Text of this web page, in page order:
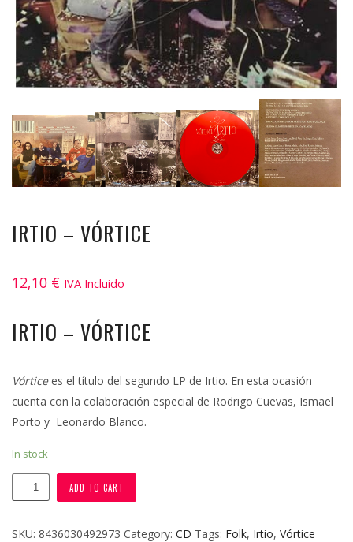
IRTIO – VÓRTICE
12,10 € IVA Incluido
IRTIO – VÓRTICE
Vórticees el título del segundo LP de Irtio. En esta ocasión
cuenta con la colaboración especial de Rodrigo Cuevas, Ismael
Porto y Leonardo Blanco.
In stock
IRTIO
-
ADD TO CART
SKU: 8436030492973 Category: CD Tags: Folk, Irtio, Vórtice